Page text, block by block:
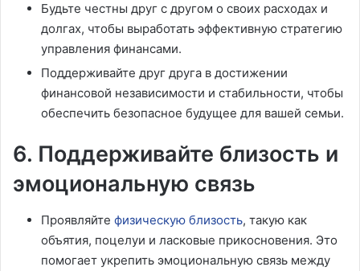
Будьте честны друг с другом о своих расходах и
долгах, чтобы выработать эффективную стратегию
управления финансами.
Поддерживайте друг друга в достижении
финансовой независимости и стабильности, чтобы
обеспечить безопасное будущее для вашей семьи.
6. Поддерживайте близость и
эмоциональную связь
Проявляйте физическую близость, такую как
объятия, поцелуи и ласковые прикосновения. Это
помогает укрепить эмоциональную связь между